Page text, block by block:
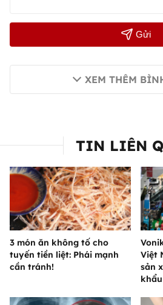
Gửi
XEM THÊM
TIN LIÊN
3 món ăn không tố cho
tuyến tiền liệt: Phái mạnh
cần tránh!
Việt
sản
khẩu